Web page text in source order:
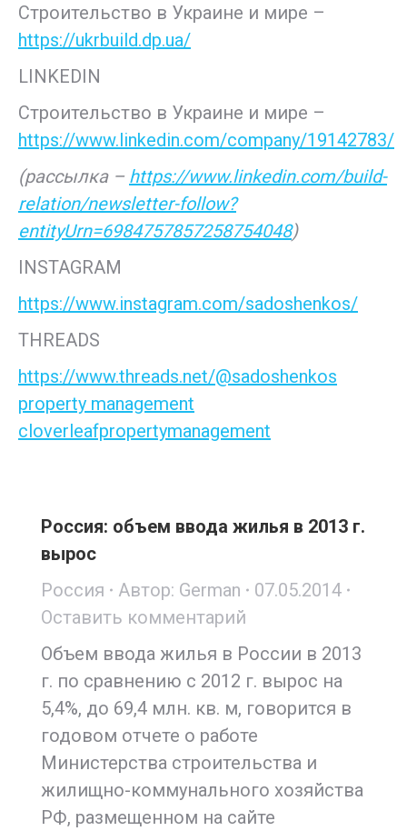
Строительство в Украине и мире –
https://ukrbuild.dp.ua/
LINKEDIN
Строительство в Украине и мире –
https://www.linkedin.com/company/19142783/
(рассылка – https://www.linkedin.com/build-
relation/newsletter-follow?
entityUrn=6984757857258754048)
INSTAGRAM
https://www.instagram.com/sadoshenkos/
THREADS
https://www.threads.net/@sadoshenkos
property management
cloverleafpropertymanagement
Россия: объем ввода жилья в 2013 г.
вырос
Россия
Автор: German
07.05.2014
Оставить комментарий
Объем ввода жилья в России в 2013
г. по сравнению с 2012 г. вырос на
5,4%, до 69,4 млн. кв. м, говорится в
годовом отчете о работе
Министерства строительства и
жилищно-коммунального хозяйства
РФ, размещенном на сайте